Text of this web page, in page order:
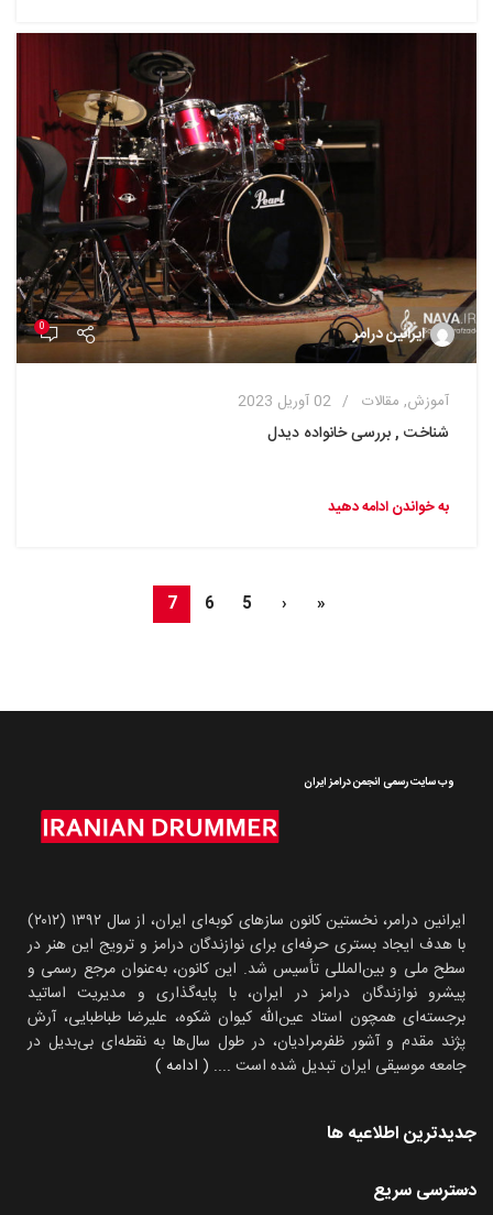
ایرانین درامر 0
آموزش, مقالات 02 آوریل 2023
شناخت , بررسی خانواده دیدل
به خواندن ادامه دهید
«
‹
5
6
7
وب سایت رسمی انجمن درامز ایران
ایرانین درامر، نخستین کانون سازهای کوبه‌ای ایران، از سال ۱۳۹۲ (۲۰۱۲)
با هدف ایجاد بستری حرفه‌ای برای نوازندگان درامز و ترویج این هنر در
سطح ملی و بین‌المللی تأسیس شد. این کانون، به‌عنوان مرجع رسمی و
پیشرو نوازندگان درامز در ایران، با پایه‌گذاری و مدیریت اساتید
برجسته‌ای همچون استاد عین‌الله کیوان شکوه، علیرضا طباطبایی، آرش
پژند مقدم و آشور ظفرمرادیان، در طول سال‌ها به نقطه‌ای بی‌بدیل در
جامعه موسیقی ایران تبدیل شده است .... ( ادامه )
جدیدترین اطلاعیه ها
دسترسی سریع